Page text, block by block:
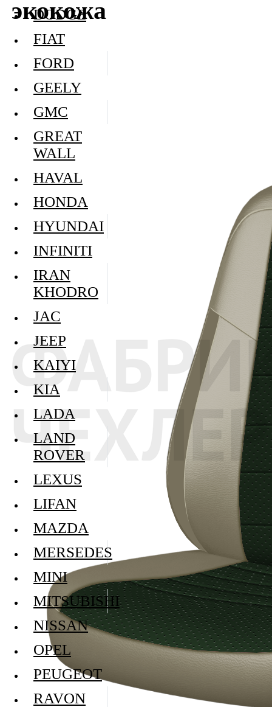
экокожа
DODGE
FIAT
FORD
GEELY
GMC
GREAT
WALL
HAVAL
HONDA
HYUNDAI
INFINITI
IRAN
KHODRO
JAC
JEEP
KAIYI
KIA
LADA
LAND
ROVER
LEXUS
LIFAN
MAZDA
MERSEDES
MINI
MITSUBISHI
NISSAN
OPEL
PEUGEOT
RAVON